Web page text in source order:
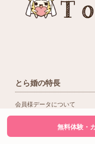
とら婚の特長
会員様データについて
無料体験・